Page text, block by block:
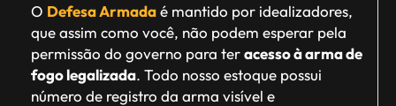
O Defesa Armadaé mantido por idealizadores,
que assim como você, não podem esperar pela
permissão do governo para teracesso à arma de
fogo legalizada. Todo nosso estoque possui
número de registro da arma visível e